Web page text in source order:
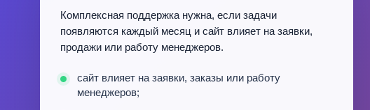
Комплексная поддержка нужна, если задачи
появляются каждый месяц и сайт влияет на заявки,
продажи или работу менеджеров.
сайт влияет на заявки, заказы или работу
менеджеров;